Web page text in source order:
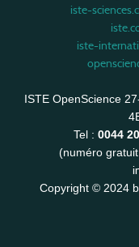
iste-
iste-
ISTE OpenScience
Tel : 0044
(numéro
Copyright © 2024